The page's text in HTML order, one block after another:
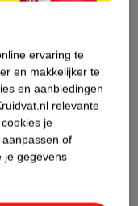
ervaring te
en makkelijker te
en aanbiedingen
relevante
je
of
je gegevens